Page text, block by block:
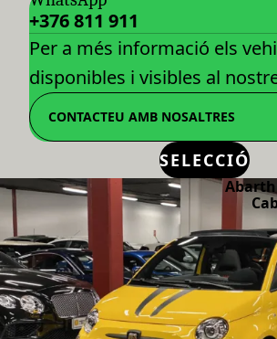
+376 811 911
Per a més informació els
disponibles i visibles al
CONTACTEU AMB NOSALTRES
SELECCIÓ